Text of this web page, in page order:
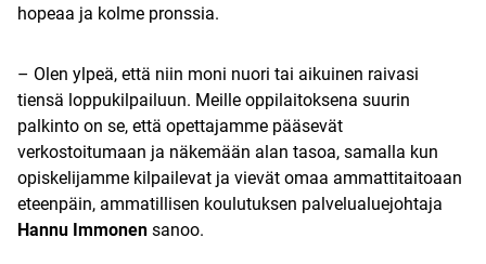
hopeaa ja kolme pronssia.
– Olen ylpeä, että niin moni nuori tai aikuinen raivasi
tiensä loppukilpailuun. Meille oppilaitoksena suurin
palkinto on se, että opettajamme pääsevät
verkostoitumaan ja näkemään alan tasoa, samalla kun
opiskelijamme kilpailevat ja vievät omaa ammattitaitoaan
eteenpäin, ammatillisen koulutuksen palvelualuejohtaja
Hannu Immonen sanoo.